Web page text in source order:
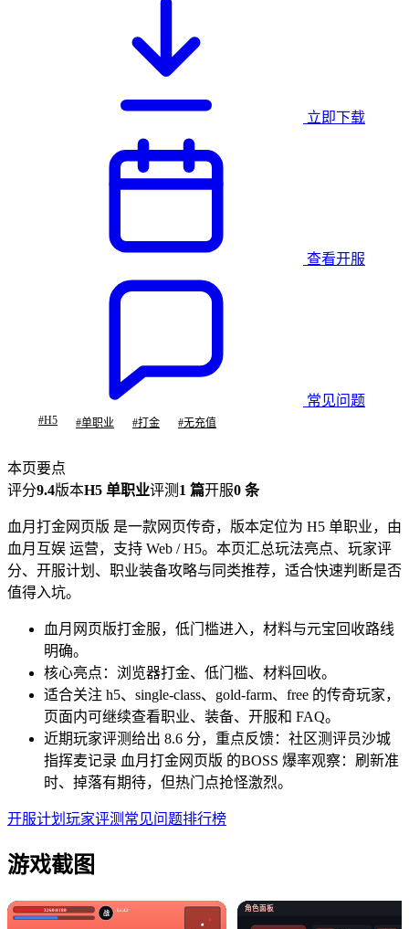
立即下载
查看开服
常见问题
#H5 #单职业 #打金 #无充值
本页要点
评分9.4版本H5 单职业评测 1 篇开服0 条
血月打金网页版 是一款网页传奇，版本定位为 H5 单职业，由
血月互娱 运营，支持 Web / H5。本页汇总玩法亮点、玩家评
分、开服计划、职业装备攻略与同类推荐，适合快速判断是否
值得入坑。
血月网页版打金服，低门槛进入，材料与元宝回收路线
明确。
核心亮点：浏览器打金、低门槛、材料回收。
适合关注 h5、single-class、gold-farm、free 的传奇玩家，
页面内可继续查看职业、装备、开服和 FAQ。
近期玩家评测给出 8.6 分，重点反馈：社区测评员沙城
指挥麦记录 血月打金网页版 的BOSS 爆率观察：刷新准
时、掉落有期待，但热门点抢怪激烈。
开服计划 玩家评测 常见问题排行榜
游戏截图
3260/4180 战 Lv.42 角色面板